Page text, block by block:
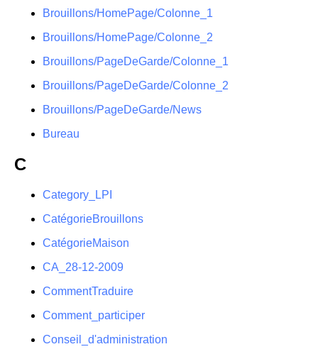
Brouillons/HomePage/Colonne_1
Brouillons/HomePage/Colonne_2
Brouillons/PageDeGarde/Colonne_1
Brouillons/PageDeGarde/Colonne_2
Brouillons/PageDeGarde/News
Bureau
C
Category_LPI
CatégorieBrouillons
CatégorieMaison
CA_28-12-2009
CommentTraduire
Comment_participer
Conseil_d'administration